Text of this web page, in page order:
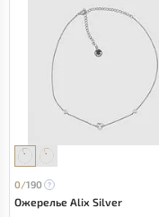
0/190
Ожерелье Alix Silver